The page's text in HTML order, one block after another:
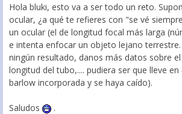
Hola bluki, esto va a ser todo un reto.
ocular, ¿a qué te refieres con "se vé
un ocular (el de longitud focal más larga
e intenta enfocar un objeto lejano
ningún resultado, danos más datos sobre
longitud del tubo,.... pudiera ser que lleve
barlow incorporada y se haya caído).
Saludos .